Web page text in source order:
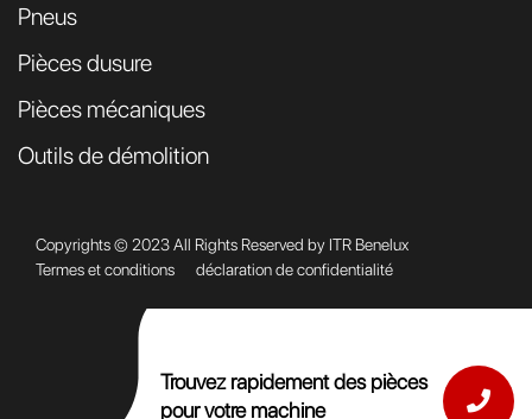
Pneus
Pièces dusure
Pièces mécaniques
Outils de démolition
Copyrights © 2023 All Rights Reserved by ITR Benelux
Termes et conditions
déclaration de confidentialité
Trouvez rapidement des pièces
pour votre machine